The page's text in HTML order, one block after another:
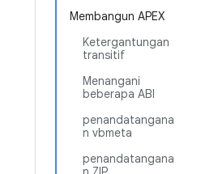
Membangun APEX
Ketergantungan
transitif
Menangani
beberapa ABI
penandatangana
n vbmeta
penandatangana